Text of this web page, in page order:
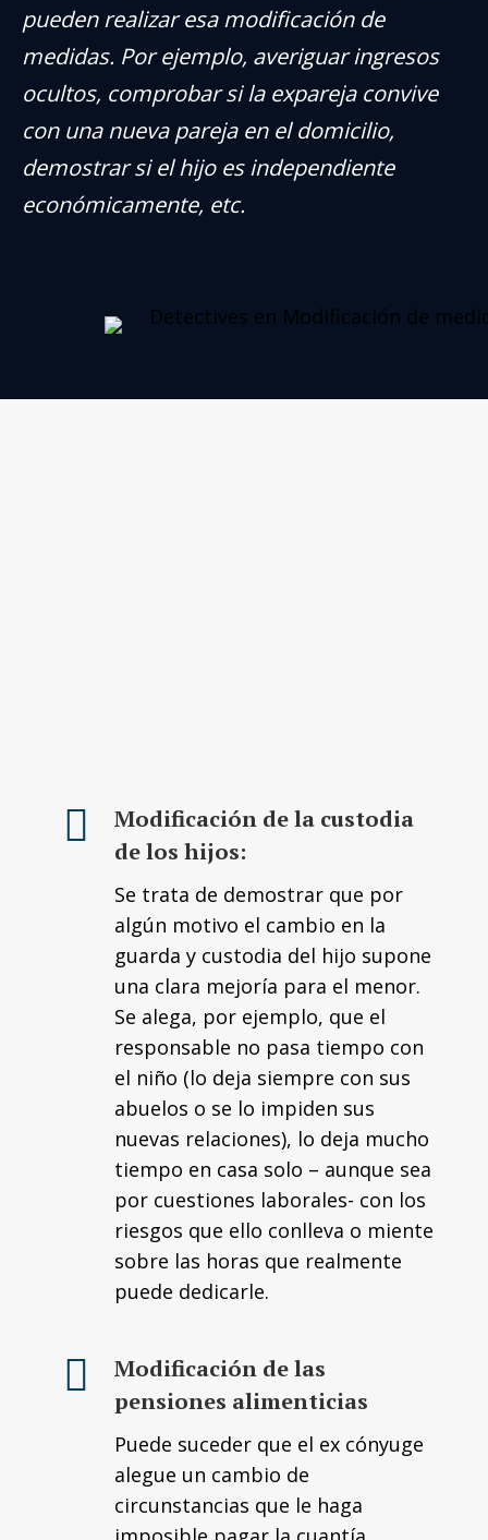
pueden realizar esa modificación de
medidas. Por ejemplo, averiguar ingresos
ocultos, comprobar si la expareja convive
con una nueva pareja en el domicilio,
demostrar si el hijo es independiente
económicamente, etc.
Modificación de la custodia
de los hijos:
Se trata de demostrar que por
algún motivo el cambio en la
guarda y custodia del hijo supone
una clara mejoría para el menor.
Se alega, por ejemplo, que el
responsable no pasa tiempo con
el niño (lo deja siempre con sus
abuelos o se lo impiden sus
nuevas relaciones), lo deja mucho
tiempo en casa solo – aunque sea
por cuestiones laborales- con los
riesgos que ello conlleva o miente
sobre las horas que realmente
puede dedicarle.
Modificación de las
pensiones alimenticias
Puede suceder que el ex cónyuge
alegue un cambio de
circunstancias que le haga